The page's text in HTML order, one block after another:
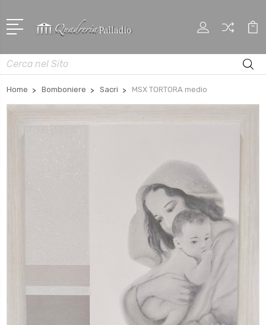
Cerca
Home Bomboniere Sacri MSX TORTORA medio